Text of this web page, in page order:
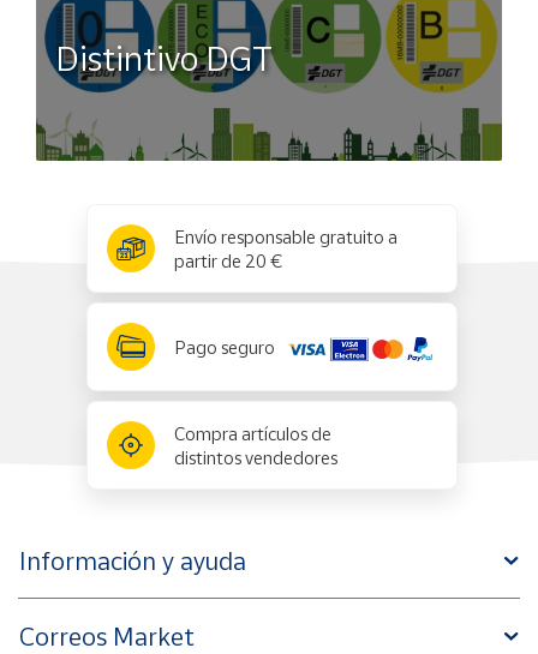
Distintivo DGT
Envío responsable gratuito a
partir de 20 €
Pago seguro
Compra artículos de
distintos vendedores
Información y ayuda
Correos Market